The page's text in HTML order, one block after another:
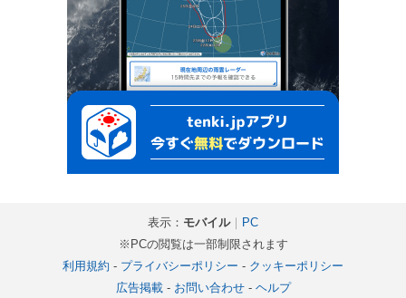
表示： モバイル｜ PC
※PCの閲覧は一部制限されます
利用規約 - プライバシーポリシー - クッキーポリシー
広告掲載- お問い合わせ- ヘルプ